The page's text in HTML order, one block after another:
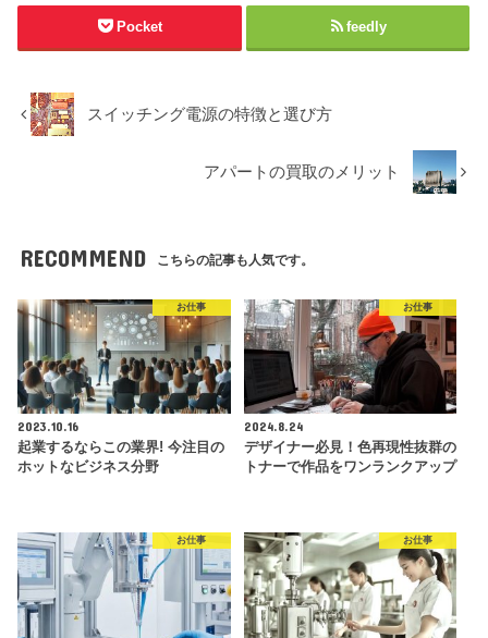
Pocket feedly
スイッチング電源の特徴と選び方
アパートの買取のメリット
RECOMMEND こちらの記事も人気です。
お仕事
2023.10.16
起業するならこの業界! 今注目の
ホットなビジネス分野
お仕事
2024.8.24
デザイナー必見！色再現性抜群の
トナーで作品をワンランクアップ
お仕事 お仕事